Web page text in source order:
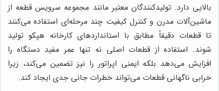
بالایی دارد. تولیدکنندگان معتبر مانند مجموعه سرویس قطعه از
ماشین‌آلات مدرن و کنترل کیفیت چند مرحله‌ای استفاده می‌کنند
تا قطعات دقیقاً مطابق با استانداردهای کارخانه هپكو تولید
شوند. استفاده از قطعات اصلی نه تنها عمر مفید دستگاه را
افزایش می‌دهد بلکه ایمنی اپراتور را نیز تضمین می‌کند، زیرا
خرابی ناگهانی قطعات می‌تواند خطرات جانی جدی ایجاد کند.